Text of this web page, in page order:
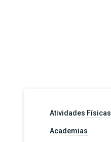
Atividades Físicas
Academias